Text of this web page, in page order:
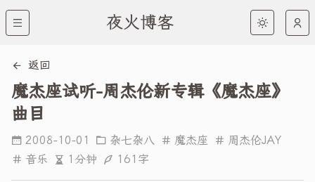
夜火博客
返回
魔杰座试听-周杰伦新专辑《魔杰座》
曲目
2008-10-01 杂七杂八 魔杰座
周杰伦JAY
音乐
1分钟 161字